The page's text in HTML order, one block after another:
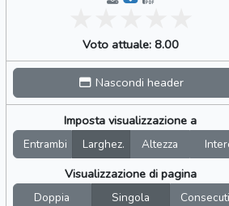
Voto attuale: 8.00
Nascondi header
Imposta visualizzazione a
Entrambi Larghez. Altezza
Visualizzazione di pagina
Doppia Singola